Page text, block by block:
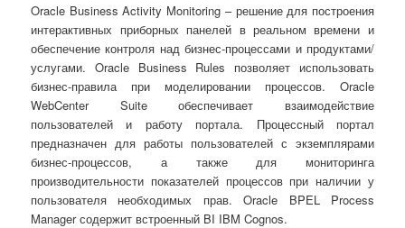
Oracle Business Activity Monitoring – решение для построения
интерактивных приборных панелей в реальном времени и
обеспечение контроля над бизнес-процессами и продуктами/
услугами. Oracle Business Rules позволяет использовать
бизнес-правила при моделировании процессов. Oracle
WebCenter Suite обеспечивает взаимодействие
пользователей и работу портала. Процессный портал
предназначен для работы пользователей с экземплярами
бизнес-процессов, а также для мониторинга
производительности показателей процессов при наличии у
пользователя необходимых прав. Oracle BPEL Process
Manager содержит встроенный BI IBM Cognos.